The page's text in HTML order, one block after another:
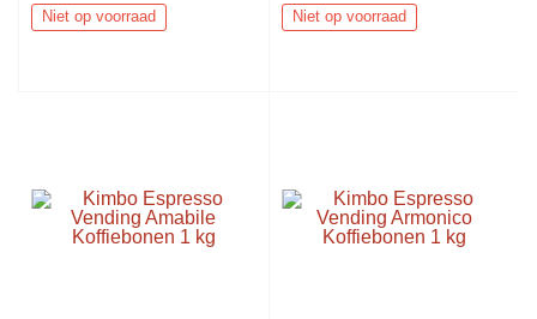
Niet op voorraad Niet op voorraad